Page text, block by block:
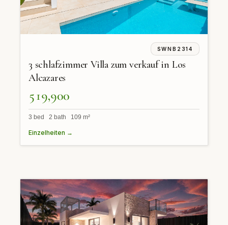
SWNB2314
3 schlafzimmer Villa zum verkauf in Los
Alcazares
519,900
3 bed 2 bath 109 m²
Einzelheiten →